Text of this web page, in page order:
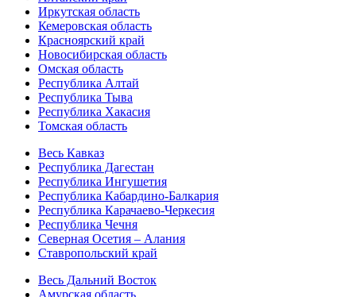
Иркутская область
Кемеровская область
Красноярский край
Новосибирская область
Омская область
Республика Алтай
Республика Тыва
Республика Хакасия
Томская область
Весь Кавказ
Республика Дагестан
Республика Ингушетия
Республика Кабардино-Балкария
Республика Карачаево-Черкесия
Республика Чечня
Северная Осетия – Алания
Ставропольский край
Весь Дальний Восток
Амурская область